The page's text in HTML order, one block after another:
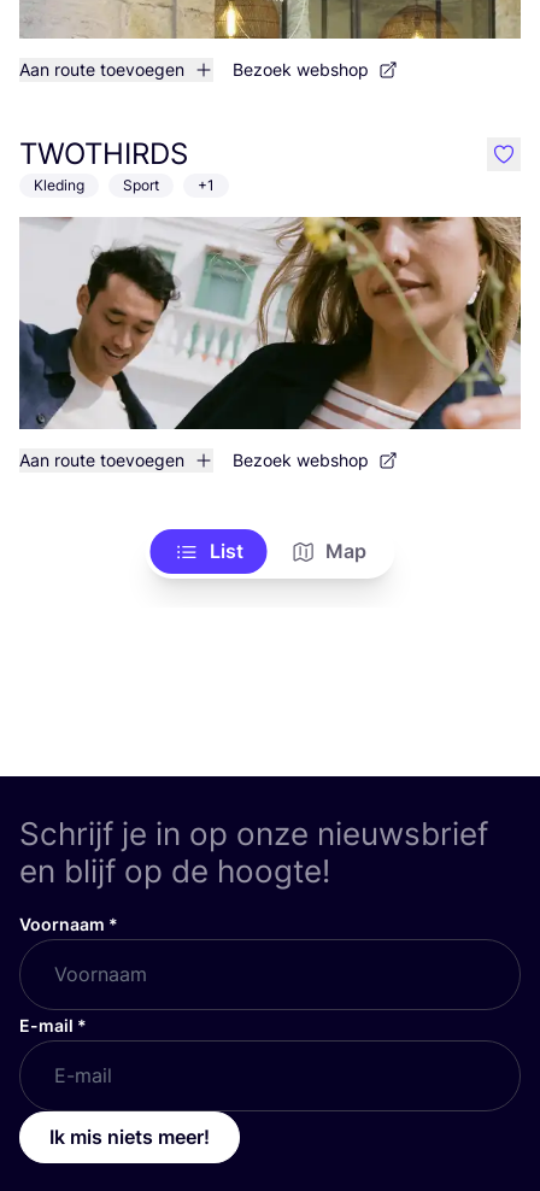
Aan route toevoegen Bezoek webshop
TWOTHIRDS
Kleding Sport +1
Aan route toevoegen Bezoek webshop
like
List Map
Schrijf je in op onze nieuwsbrief
en blijf op de hoogte!
Voornaam *
E-mail *
Ik mis niets meer!